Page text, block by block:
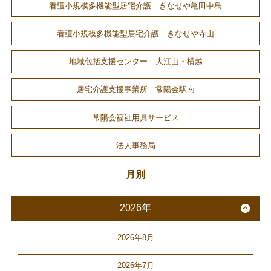
看護小規模多機能型居宅介護 きなせや亀田中島
看護小規模多機能型居宅介護 きなせや寺山
地域包括支援センター 大江山・横越
居宅介護支援事業所 常陽会駅南
常陽会福祉用具サービス
法人事務局
月別
2026年
2026年8月
2026年7月